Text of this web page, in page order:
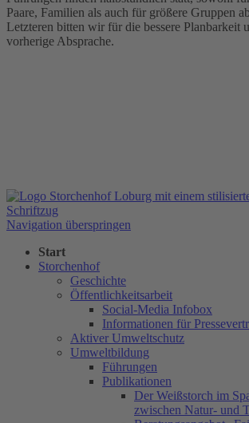
Paare, Familien als auch für größere Gruppen
Letzteren bitten wir für die bessere Planbarkeit
vorherige Absprache.
Navigation überspringen
Start
Storchenhof
Geschichte
Öffentlichkeitsarbeit
Social-Media Infobox
Informationen für
Aktiver Umweltschutz
Umweltbildung
Führungen
Publikationen
Der Weißstorch im
zwischen Natur- und